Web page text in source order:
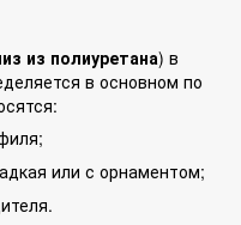
из полиуретана) в
в основном по
или с орнаментом;